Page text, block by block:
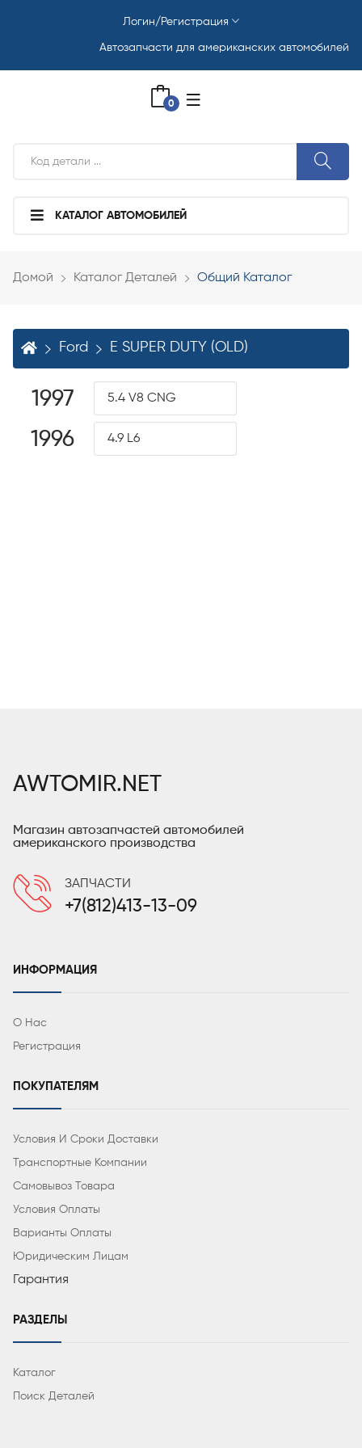
Автозапчасти для американских автомобилей
Логин/Регистрация
0
КАТАЛОГ АВТОМОБИЛЕЙ
Домой Каталог Деталей Общий Каталог
Ford E SUPER DUTY (OLD)
1997 5.4 V8 CNG
1996 4.9 L6
AWTOMIR.NET
Магазин автозапчастей автомобилей
американского производства
ЗАПЧАСТИ
+7(812)413-13-09
ИНФОРМАЦИЯ
О Нас
Регистрация
ПОКУПАТЕЛЯМ
Условия И Сроки Доставки
Транспортные Компании
Самовывоз Товара
Условия Оплаты
Варианты Оплаты
Юридическим Лицам
Гарантия
РАЗДЕЛЫ
Каталог
Поиск Деталей